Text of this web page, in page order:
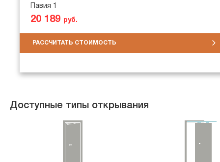
Павия 1
20 189 руб.
РАССЧИТАТЬ СТОИМОСТЬ
Доступные типы открывания